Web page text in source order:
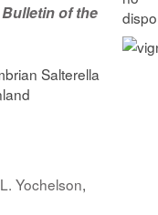
of the
Salterella
Yochelson,